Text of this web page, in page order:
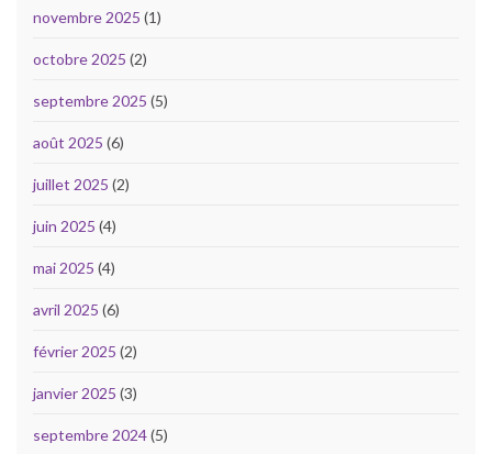
novembre 2025 (1)
octobre 2025 (2)
septembre 2025 (5)
août 2025 (6)
juillet 2025 (2)
juin 2025 (4)
mai 2025 (4)
avril 2025 (6)
février 2025 (2)
janvier 2025 (3)
septembre 2024(5)